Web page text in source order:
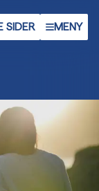
SIDER MENY